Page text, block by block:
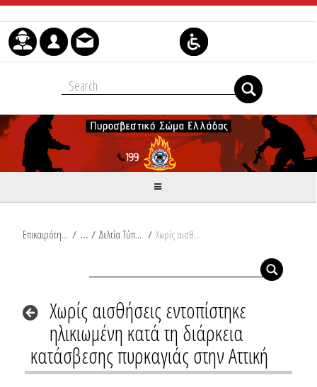
Μετάβαση στο περιεχόμενο
Επικαιρότητα / Δελτία Τύπου / Χωρίς αισθήσεις εντοπίστηκε ηλικιωμένη κατά τη διάρκεια κατάσβεσης πυρκαγιάς στην Αττική
Χωρίς αισθήσεις εντοπίστηκε
ηλικιωμένη κατά τη διάρκεια
κατάσβεσης πυρκαγιάς στην Αττική